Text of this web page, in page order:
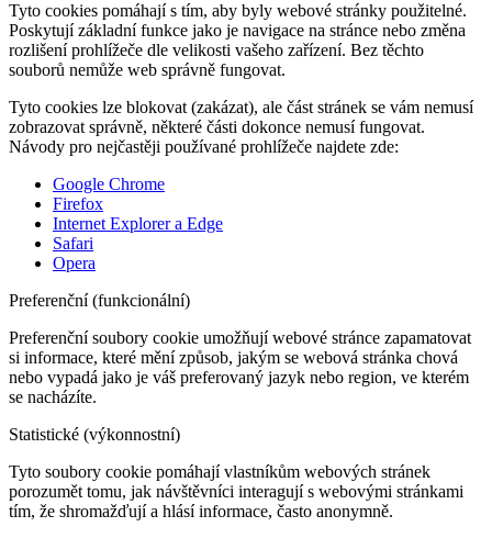
Tyto cookies pomáhají s tím, aby byly webové stránky použitelné.
Poskytují základní funkce jako je navigace na stránce nebo změna
rozlišení prohlížeče dle velikosti vašeho zařízení. Bez těchto
souborů nemůže web správně fungovat.
Tyto cookies lze blokovat (zakázat), ale část stránek se vám nemusí
zobrazovat správně, některé části dokonce nemusí fungovat.
Návody pro nejčastěji používané prohlížeče najdete zde:
Google Chrome
Firefox
Internet Explorer a Edge
Safari
Opera
Preferenční (funkcionální)
Preferenční soubory cookie umožňují webové stránce zapamatovat
si informace, které mění způsob, jakým se webová stránka chová
nebo vypadá jako je váš preferovaný jazyk nebo region, ve kterém
se nacházíte.
Statistické (výkonnostní)
Tyto soubory cookie pomáhají vlastníkům webových stránek
porozumět tomu, jak návštěvníci interagují s webovými stránkami
tím, že shromažďují a hlásí informace, často anonymně.